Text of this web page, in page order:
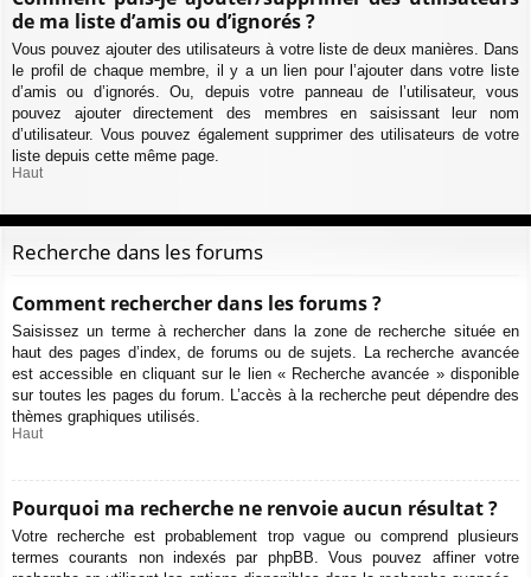
de ma liste d’amis ou d’ignorés ?
Vous pouvez ajouter des utilisateurs à votre liste de deux manières. Dans
le profil de chaque membre, il y a un lien pour l’ajouter dans votre liste
d’amis ou d’ignorés. Ou, depuis votre panneau de l’utilisateur, vous
pouvez ajouter directement des membres en saisissant leur nom
d’utilisateur. Vous pouvez également supprimer des utilisateurs de votre
liste depuis cette même page.
Haut
Recherche dans les forums
Comment rechercher dans les forums ?
Saisissez un terme à rechercher dans la zone de recherche située en
haut des pages d’index, de forums ou de sujets. La recherche avancée
est accessible en cliquant sur le lien « Recherche avancée » disponible
sur toutes les pages du forum. L’accès à la recherche peut dépendre des
thèmes graphiques utilisés.
Haut
Pourquoi ma recherche ne renvoie aucun résultat ?
Votre recherche est probablement trop vague ou comprend plusieurs
termes courants non indexés par phpBB. Vous pouvez affiner votre